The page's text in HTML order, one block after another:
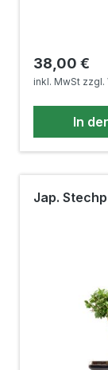
Regulärer
38,00 €
inkl. MwSt zzgl.
In
Jap.